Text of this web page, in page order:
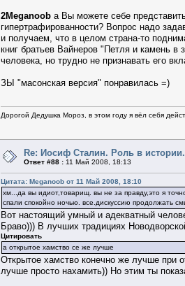
2Meganoob а Вы можете себе
гипертрафированности? Вопрос надо
и получаем, что в целом страна-то
книг братьев Вайнеров "Петля и камень в
человека, но трудно не признавать его
ЗЫ "масонская версия" понравилась =)
Дорогой Дедушка Мороз, в этом году я вёл себя
Re: Иосиф Сталин. Роль в истории.
Ответ #88 : 11 Май 2008, 18:13
Цитата: Meganoob от 11 Май 2008, 18:10
хм...да вы идиот,товарищ. вы не за правду,это я
спали спокойно ночью. все.дискуссию продолжать
Вот настоящий умный и адекватный
Браво))) В лучших традициях
Цитировать
а открытое хамство се же лучше
Открытое хамство конечно же лучше при
лучше просто нахамить)) Но этим ты